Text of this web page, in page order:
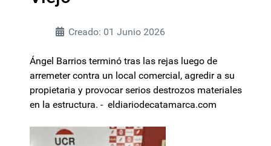
Creado: 01 Junio 2026
Ángel Barrios terminó tras las rejas luego de
arremeter contra un local comercial, agredir a su
propietaria y provocar serios destrozos materiales
en la estructura. - eldiariodecatamarca.com